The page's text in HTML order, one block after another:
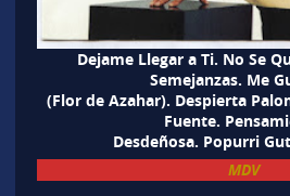
Dejame Llegar a Ti. No Se
Semejanzas. Me
(Flor de Azahar). Despierta
Fuente.
Desdeñosa. Popurri
MDV